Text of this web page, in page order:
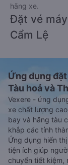
hãng xe.
Đặt vé
Cẩm Lệ
Ứng dụng
Tàu hoả và
Vexere - ứng
xe chất lượng
bay và hãng tàu
khắp các tỉnh
Ứng dụng hiển
tiện ích giúp
chuyển tiết kiệm,